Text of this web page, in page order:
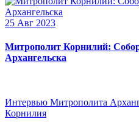
25 Авг 2023
Митрополит Корнилий:
Архангельска
Интервью Митрополита
Корнилия